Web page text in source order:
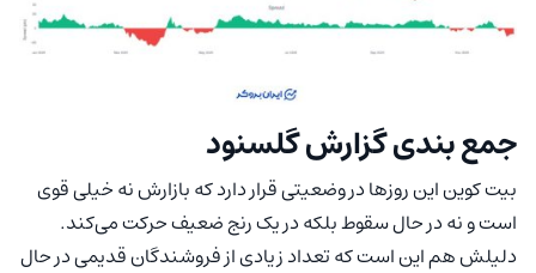
جمع بندی گزارش گلسنود
بیت کوین این روزها در وضعیتی قرار دارد که بازارش نه خیلی قوی
است و نه در حال سقوط بلکه در یک رنج ضعیف حرکت می‌کند.
دلیلش هم این است که تعداد زیادی از فروشندگان قدیمی در حال